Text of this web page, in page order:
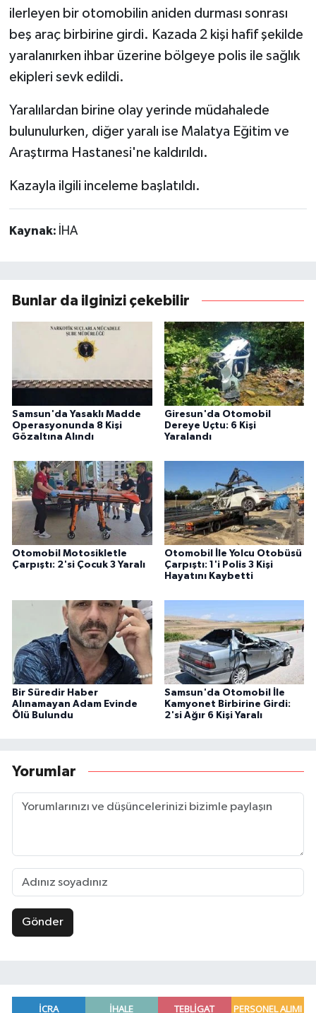
ilerleyen bir otomobilin aniden durması sonrası
beş araç birbirine girdi. Kazada 2 kişi hafif şekilde
yaralanırken ihbar üzerine bölgeye polis ile sağlık
ekipleri sevk edildi.
Yaralılardan birine olay yerinde müdahalede
bulunulurken, diğer yaralı ise Malatya Eğitim ve
Araştırma Hastanesi'ne kaldırıldı.
Kazayla ilgili inceleme başlatıldı.
Kaynak: İHA
Bunlar da ilginizi çekebilir
Samsun'da Yasaklı Madde
Operasyonunda 8 Kişi
Gözaltına Alındı
Giresun'da Otomobil
Dereye Uçtu: 6 Kişi
Yaralandı
Otomobil Motosikletle
Çarpıştı: 2'si Çocuk 3 Yaralı
Otomobil İle Yolcu Otobüsü
Çarpıştı: 1'i Polis 3 Kişi
Hayatını Kaybetti
Bir Süredir Haber
Alınamayan Adam Evinde
Ölü Bulundu
Samsun'da Otomobil İle
Kamyonet Birbirine Girdi:
2'si Ağır 6 Kişi Yaralı
Yorumlar
Gönder